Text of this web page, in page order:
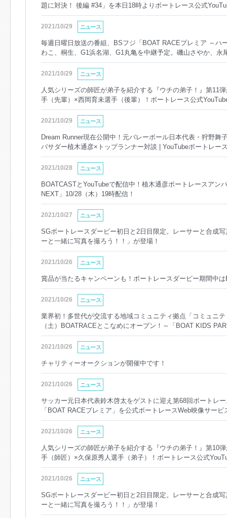
題に対決！ 後編 #34」を本日18時よりボートレース公式
2021/10/29 ニュース
毎週日曜日放送の番組、BSフジ「BOAT RACEプレミア ～ハ
わこ、桐生、G1浜名湖、G1丸亀を中継予定。磯山さやか、
手、宮下純一らが出演。
2021/10/29 ニュース
人気シリーズの師匠が弟子を紹介する『ウチの弟子！』第11
手（先輩）×西岡育未選手（後輩）！ボートレース公式
2021/10/29 ニュース
Dream Runner現在公開中！元バレーボール日本代表・狩野
バサダー植木通彦×トップランナー対談 | YouTubeボートレー
2021/10/28 ニュース
BOATCASTとYouTubeで配信中！植木通彦ボートレースアン
NEXT」10/28（木）19時配信！
2021/10/27 ニュース
SGボートレースダービー初日と2日目限定。レーサーと合成
ーと一緒に写真を撮ろう！！」が登場！
2021/10/26 ニュース
賞品が当たるキャンペーンも！ボートレースダービー期間中
2021/10/26 ニュース
業界初！多世代が交流する地域コミュニティ拠点「コミュニ
（土）BOATRACEとこなめにオープン！～「BOAT KIDS
2021/10/26 ニュース
チャリティーオークションが開催中です！
2021/10/26 ニュース
サッカー元日本代表鈴木啓太をゲストに迎え第68回ボートレ
「BOAT RACEプレミア」を公式ボートレースWeb映像サー
ホやPCでどこでも見られます！！
2021/10/26 ニュース
人気シリーズの師匠が弟子を紹介する『ウチの弟子！』第10
手（師匠）×久保原秀人選手（弟子）！ボートレース公式
2021/10/26 ニュース
SGボートレースダービー初日と2日目限定。レーサーと合成
ーと一緒に写真を撮ろう！！」が登場！